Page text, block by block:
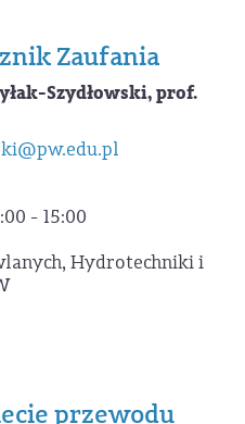
Zaufania
Szydłowski, prof.
- 15:00
Hydrotechniki i
przewodu